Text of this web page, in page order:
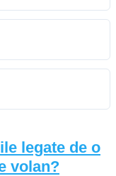
legate de o
volan?